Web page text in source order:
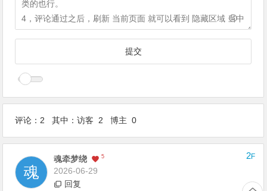
评论：2 其中：访客 2 博主 0
魂牵梦绕 5
2026-06-29
2F
回复